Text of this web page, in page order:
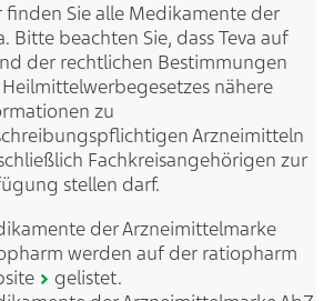
finden Sie alle Medikamente der
Bitte beachten Sie, dass Teva auf
der rechtlichen Bestimmungen
nähere
zu
Arzneimitteln
Fachkreisangehörigen zur
stellen darf.
der Arzneimittelmarke
werden auf der ratiopharm
gelistet.